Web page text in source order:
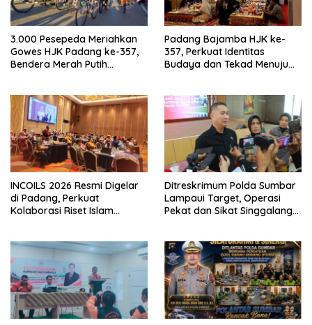
3.000 Pesepeda Meriahkan
Gowes HJK Padang ke-357,
Bendera Merah Putih
Padang Bajamba HJK ke-
357, Perkuat Identitas
Budaya dan Tekad Menuju
INCOILS 2026 Resmi Digelar
di Padang, Perkuat
Kolaborasi Riset Islam
Ditreskrimum Polda Sumbar
Lampaui Target, Operasi
Pekat dan Sikat Singgalang